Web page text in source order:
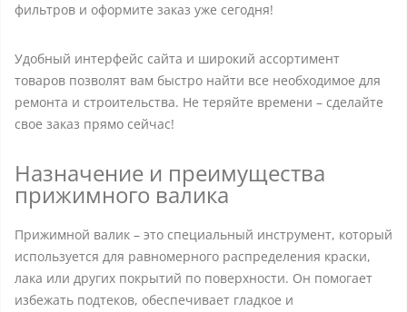
фильтров и оформите заказ уже сегодня!
Удобный интерфейс сайта и широкий ассортимент
товаров позволят вам быстро найти все необходимое для
ремонта и строительства. Не теряйте времени – сделайте
свое заказ прямо сейчас!
Назначение и преимущества
прижимного валика
Прижимной валик – это специальный инструмент, который
используется для равномерного распределения краски,
лака или других покрытий по поверхности. Он помогает
избежать подтеков, обеспечивает гладкое и